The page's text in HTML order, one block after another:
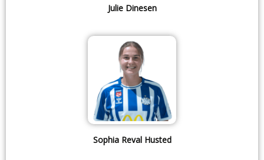
Julie Dinesen
Sophia Reval Husted